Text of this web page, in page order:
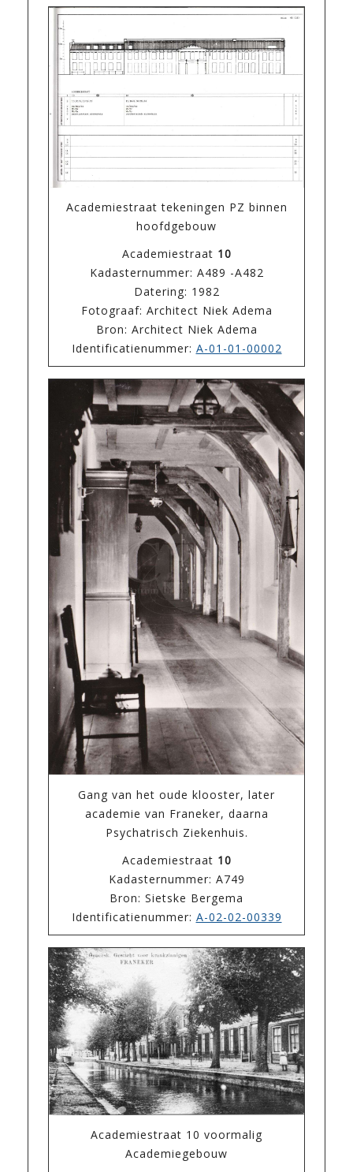
Academiestraat tekeningen PZ binnen
hoofdgebouw
Academiestraat 10
Kadasternummer: A489 -A482
Datering: 1982
Fotograaf: Architect Niek Adema
Bron: Architect Niek Adema
Identificatienummer: A-01-01-00002
Gang van het oude klooster, later
academie van Franeker, daarna
Psychatrisch Ziekenhuis.
Academiestraat 10
Kadasternummer: A749
Bron: Sietske Bergema
Identificatienummer: A-02-02-00339
Academiestraat 10 voormalig
Academiegebouw